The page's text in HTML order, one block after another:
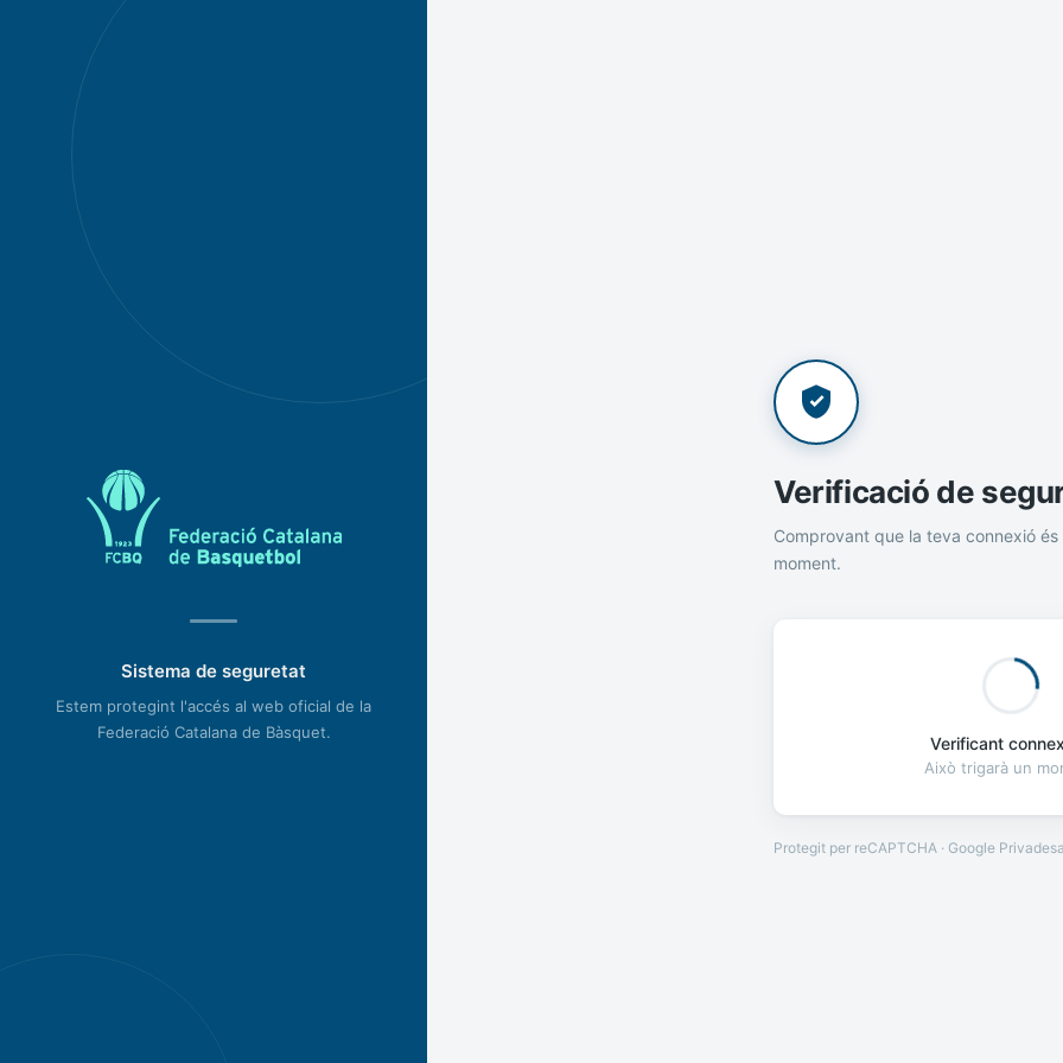
Sistema de seguretat
Estem protegint l'accés al web oficial de la
Federació Catalana de Bàsquet.
Verificació de
Comprovant que la teva connexió és
moment.
Verificant
Això trigarà un
Protegit per reCAPTCHA · Google Privadesa